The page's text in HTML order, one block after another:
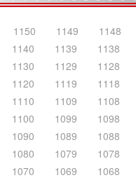
1150 1149 1148
1140 1139 1138
1130 1129 1128
1120 1119 1118
1110 1109 1108
1100 1099 1098
1090 1089 1088
1080 1079 1078
1070 1069 1068